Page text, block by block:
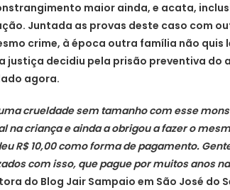
maior ainda, e acata,
Juntada as provas deste caso com
crime, à época outra família não quis
justiça decidiu pela prisão preventiva do
agora.
crueldade sem tamanho com esse
na criança e ainda a obrigou a fazer o
R$ 10,00 como forma de pagamento.
com isso, que pague por muitos anos
do Blog Jair Sampaio em São José do